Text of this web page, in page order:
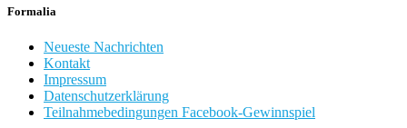
Formalia
Neueste Nachrichten
Kontakt
Impressum
Datenschutzerklärung
Teilnahmebedingungen Facebook-Gewinnspiel